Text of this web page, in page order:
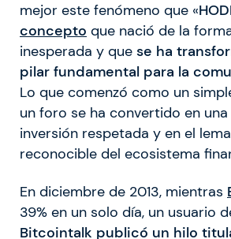
mejor este fenómeno que «
concepto que nació de la
inesperada y que se ha
pilar fundamental para la
Lo que comenzó como un
un foro se ha convertido en
inversión respetada y en el
reconocible del ecosistema
En diciembre de 2013, mientras
39% en un solo día, un usuario
Bitcointalk publicó un hilo